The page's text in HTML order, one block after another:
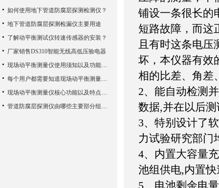
铺设一条很长的
短路故障，而这
且有时这条电压
坏，本仪器有效
相的比差、角差
2、能自动检测
数据,并在以后
3、特别设计了
力试验研究部门
4、内置大容量
池组供电,内置
5、电池剩余电
如何使用地下管道防腐层探测检测仪？
地下管道防腐层探测检漏仪主要用途
了解动平衡测试仪转速传感器的安装？
厂家销售DS310智能无线高低压验电器
现场动平衡测量仪使用须知以及功能特性
每个用户都需要知道现场动平衡测量仪的一些知识
现场动平衡测量仪核心功能以及特点使用方法
管道防腐层探测仪由哪些主要部分组成？